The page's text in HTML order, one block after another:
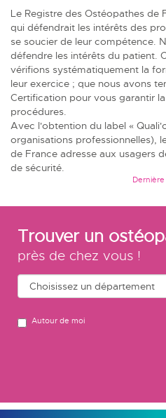
Le Registre des Ostéopathes de
qui défendrait les intérêts des
se soucier de leur compétence.
défendre les intérêts du patient.
vérifions systématiquement la
leur exercice ; que nous avons
Certification pour vous garantir
procédures.
Avec l'obtention du label «
organisations professionnelles),
de France adresse aux usagers
de sécurité.
Trouver un
près de chez vous !
Autour de moi